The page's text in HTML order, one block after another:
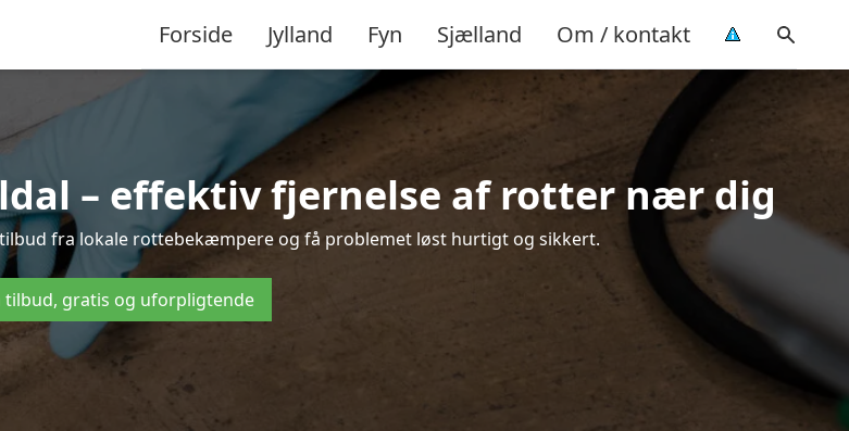
Forside Jylland Fyn Sjælland Om / kontakt
– effektiv fjernelse af rotter nær dig
fra lokale rottebekæmpere og få problemet løst hurtigt og sikkert.
tilbud, gratis og uforpligtende